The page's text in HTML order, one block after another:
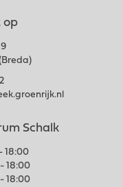
op
Schalk
18:00
18:00
18:00